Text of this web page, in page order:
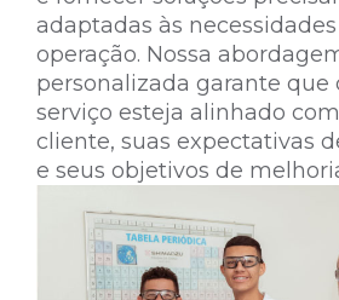
adaptadas às
operação. Nossa
personalizada garante que
serviço esteja alinhado
cliente, suas expectativas
e seus objetivos de